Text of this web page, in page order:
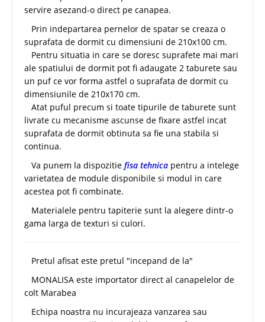
servire asezand-o direct pe canapea.
Prin indepartarea pernelor de spatar se creaza o
suprafata de dormit cu dimensiuni de 210x100 cm.
Pentru situatia in care se doresc suprafete mai mari
ale spatiului de dormit pot fi adaugate 2 taburete sau
un puf ce vor forma astfel o suprafata de dormit cu
dimensiunile de 210x170 cm.
Atat puful precum si toate tipurile de taburete sunt
livrate cu mecanisme ascunse de fixare astfel incat
suprafata de dormit obtinuta sa fie una stabila si
continua.
Va punem la dispozitie fisa tehnica pentru a intelege
varietatea de module disponibile si modul in care
acestea pot fi combinate.
Materialele pentru tapiterie sunt la alegere dintr-o
gama larga de texturi si culori.
Pretul afisat este pretul "incepand de la"
MONALISA este importator direct al canapelelor de
colt Marabea
Echipa noastra nu incurajeaza vanzarea sau